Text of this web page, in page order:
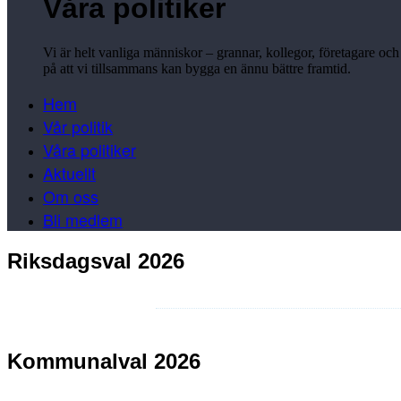
Våra politiker
Vi är helt vanliga människor – grannar, kollegor, företagare
på att vi tillsammans kan bygga en ännu bättre framtid.
Hem
Vår politik
Våra politiker
Aktuellt
Om oss
Bli medlem
Riksdagsval 2026
Kommunalval 2026